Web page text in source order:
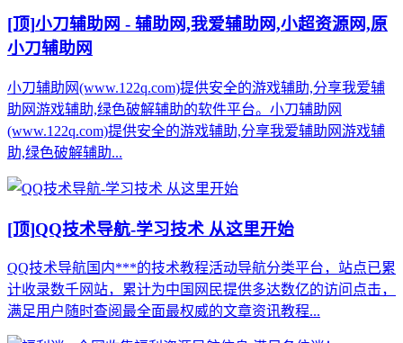
[顶]小刀辅助网 - 辅助网,我爱辅助网,小超资源网,原
小刀辅助网
小刀辅助网(www.122q.com)提供安全的游戏辅助,分享我爱辅
助网游戏辅助,绿色破解辅助的软件平台。小刀辅助网
(www.122q.com)提供安全的游戏辅助,分享我爱辅助网游戏辅
助,绿色破解辅助...
[顶]QQ技术导航-学习技术 从这里开始
QQ技术导航国内***的技术教程活动导航分类平台，站点已累
计收录数千网站，累计为中国网民提供多达数亿的访问点击，
满足用户随时查阅最全面最权威的文章资讯教程...